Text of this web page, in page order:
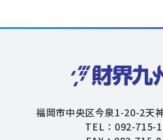
福岡市中央区今泉1-20-2天
TEL：092-715-